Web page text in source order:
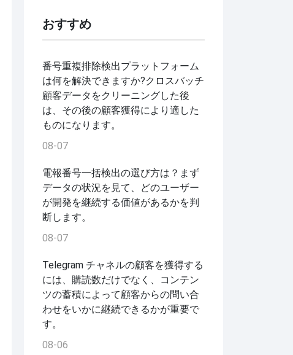
おすすめ
番号重複排除検出プラットフォーム
は何を解決できますか?クロスバッチ
顧客データをクリーニングした後
は、その後の顧客獲得により適した
ものになります。
08-07
電報番号一括検出の選び方は？まず
データの状況を見て、どのユーザー
が開発を継続する価値があるかを判
断します。
08-07
Telegram チャネルの顧客を獲得する
には、購読数だけでなく、コンテン
ツの蓄積によって顧客からの問い合
わせをいかに継続できるかが重要で
す。
08-06